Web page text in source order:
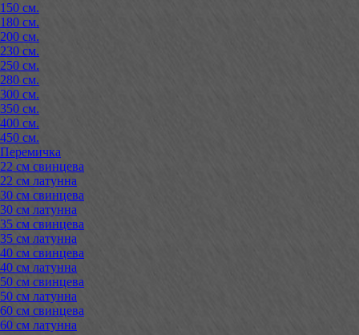
150 см.
180 см.
200 см.
230 см.
250 см.
280 см.
300 см.
350 см.
400 см.
450 см.
Перемичка
22 см свинцева
22 см латунна
30 см свинцева
30 см латунна
35 см свинцева
35 см латунна
40 см свинцева
40 см латунна
50 см свинцева
50 см латунна
60 см свинцева
60 см латунна